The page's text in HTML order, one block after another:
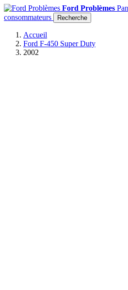
Ford Problèmes
consommateurs
Recherche
Accueil
Ford F-450 Super Duty
2002